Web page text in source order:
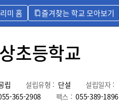
미 홈 즐겨찾는 학교 모아보기
초등학교
립 설립유형 : 단설 설립일자 :
365-2908 팩스 : 055-389-1896